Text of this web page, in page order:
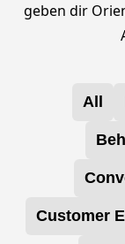
geben dir
All
Customer